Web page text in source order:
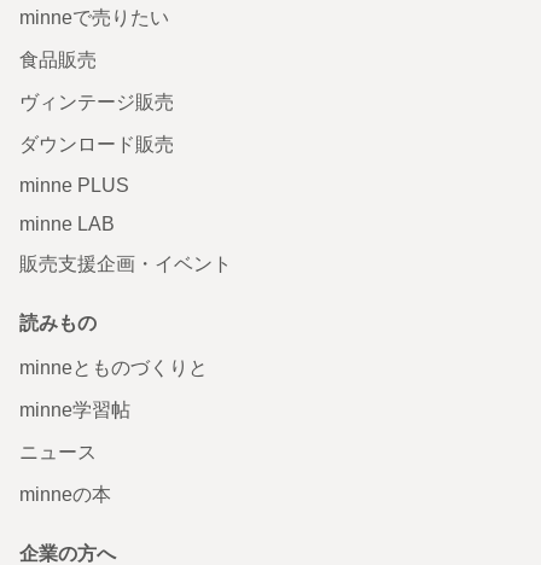
minneで売りたい
食品販売
ヴィンテージ販売
ダウンロード販売
minne PLUS
minne LAB
販売支援企画・イベント
読みもの
minneとものづくりと
minne学習帖
ニュース
minneの本
企業の方へ